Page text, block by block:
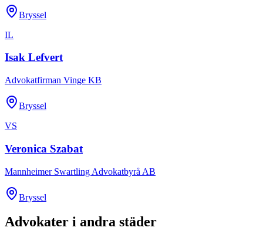
Bryssel
IL
Isak Lefvert
Advokatfirman Vinge KB
Bryssel
VS
Veronica Szabat
Mannheimer Swartling Advokatbyrå AB
Bryssel
Advokater i andra städer